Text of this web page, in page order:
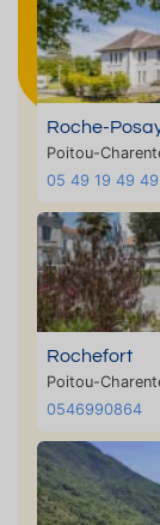
Roche-
Poitou-
05 49 19 49 49
Rochefort
Poitou-
0546990864